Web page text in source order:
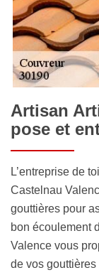
Artisan
pose et
L’entreprise de
Castelnau
gouttières pour
bon écoulement
Valence vous
de vos